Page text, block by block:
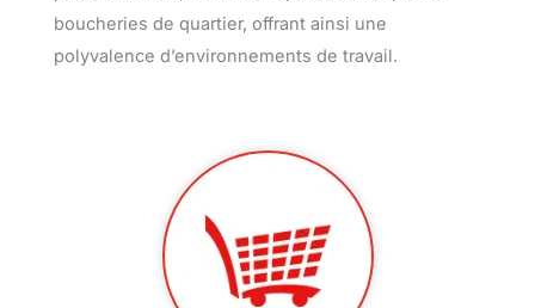
boucheries de quartier, offrant ainsi une
polyvalence d’environnements de travail.